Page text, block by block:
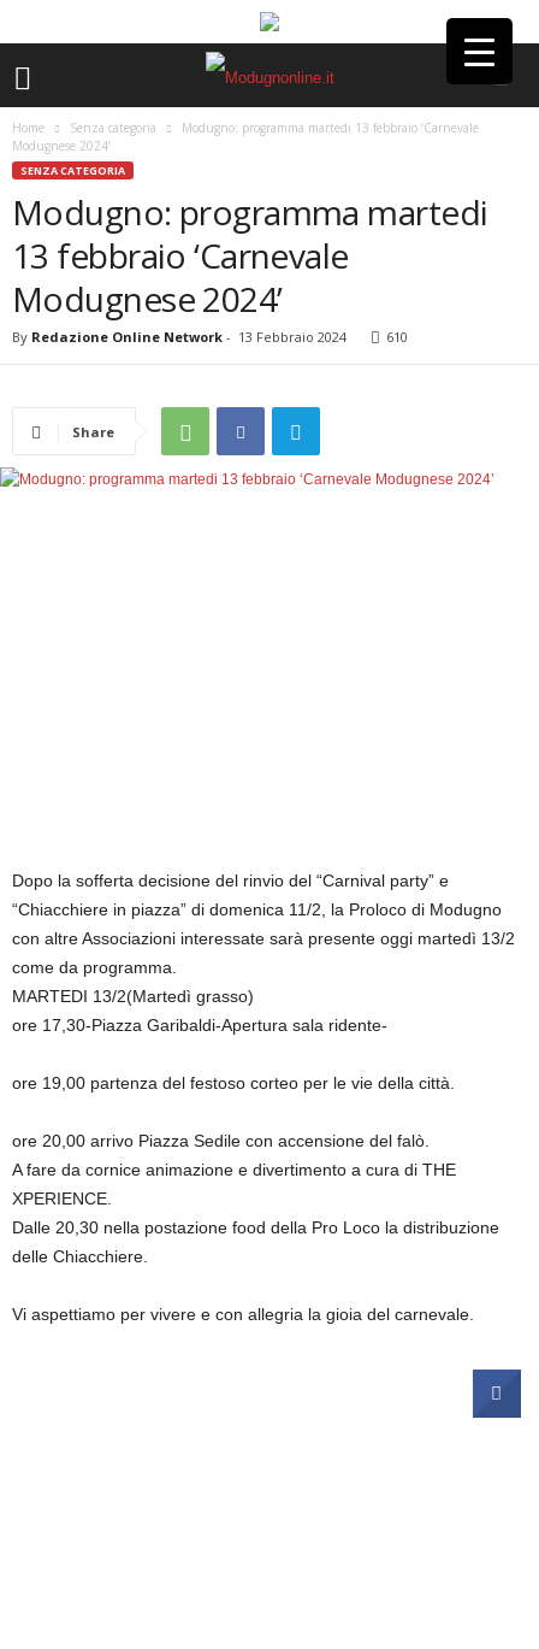
Home Senza categoria
Modugno: programma martedi 13 febbraio ‘Carnevale
Modugnese 2024’
SENZA CATEGORIA
Modugno: programma martedi
13 febbraio ‘Carnevale
Modugnese 2024’
By Redazione Online Network - 13 Febbraio 2024 610
Share
Dopo la sofferta decisione del rinvio del “Carnival party” e
“Chiacchiere in piazza” di domenica 11/2, la Proloco di Modugno
con altre Associazioni interessate sarà presente oggi martedì 13/2
come da programma.
MARTEDI 13/2(Martedì grasso)
ore 17,30-Piazza Garibaldi-Apertura sala ridente-
ore 19,00 partenza del festoso corteo per le vie della città.
ore 20,00 arrivo Piazza Sedile con accensione del falò.
A fare da cornice animazione e divertimento a cura di THE
XPERIENCE.
Dalle 20,30 nella postazione food della Pro Loco la distribuzione
delle Chiacchiere.
Vi aspettiamo per vivere e con allegria la gioia del carnevale.